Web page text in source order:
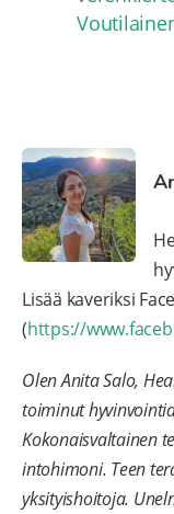
Lisää kaveriksi
(https://
Olen Anita Salo,
toiminut
Kokonaisvaltainen
intohimoni. Teen
yksityishoitoja.